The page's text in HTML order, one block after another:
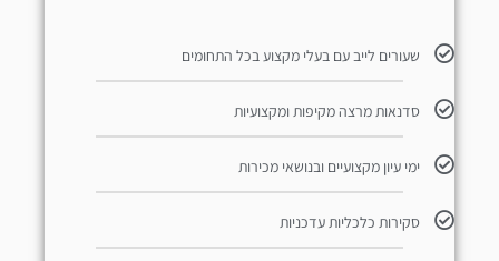
שעורים לייב עם בעלי מקצוע בכל התחומים
סדנאות מרצה מקיפות ומקצועיות
ימי עיון מקצועיים ובנושאי מכירות
סקירות כלכליות עדכניות